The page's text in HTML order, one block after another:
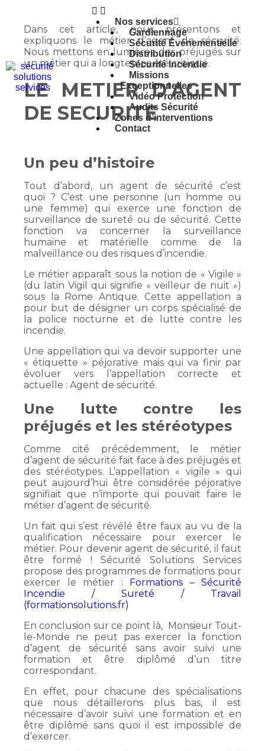
Nos services
Gardiennage
Sécurité Événementielle
Distribution
Sécurité Incendie
Missions
Exceptionnelles
Vidéo Protection
Audits Sécurité
Zones d’interventions
Contact
Dans cet article, nous présentons et
expliquons le métier d’agent de sécurité.
Nous mettons en lumières des préjugés sur
un métier qui a longtemps été critiqué.
LE METIER D’AGENT
DE SECURITE
Un peu d’histoire
Tout d’abord, un agent de sécurité c’est
quoi ? C’est une personne (un homme ou
une femme) qui exerce une fonction de
surveillance de sureté ou de sécurité. Cette
fonction va concerner la surveillance
humaine et matérielle comme de la
malveillance ou des risques d’incendie.
Le métier apparaît sous la notion de « Vigile »
(du latin Vigil qui signifie « veilleur de nuit »)
sous la Rome Antique. Cette appellation a
pour but de désigner un corps spécialisé de
la police nocturne et de lutte contre les
incendie.
Une appellation qui va devoir supporter une
« étiquette » péjorative mais qui va finir par
évoluer vers l’appellation correcte et
actuelle : Agent de sécurité.
Une lutte contre les
préjugés et les stéréotypes
Comme cité précédemment, le métier
d’agent de sécurité fait face à des préjugés et
des stéréotypes. L’appellation « vigile » qui
peut aujourd’hui être considérée péjorative
signifiait que n’importe qui pouvait faire le
métier d’agent de sécurité.
Un fait qui s’est révélé être faux au vu de la
qualification nécessaire pour exercer le
métier. Pour devenir agent de sécurité, il faut
être formé ! Sécurité Solutions Services
propose des programmes de formations pour
exercer le métier : Formations – Sécurité
Incendie / Sureté / Travail
(formationsolutions.fr)
En conclusion sur ce point là, Monsieur Tout-
le-Monde ne peut pas exercer la fonction
d’agent de sécurité sans avoir suivi une
formation et être diplômé d’un titre
correspondant.
En effet, pour chacune des spécialisations
que nous détaillerons plus bas, il est
nécessaire d’avoir suivi une formation et en
être diplômé sans quoi il est impossible de
d’exercer.